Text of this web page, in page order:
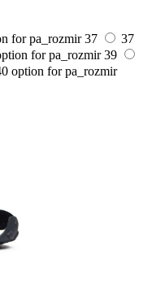
for pa_rozmir 37
37
for pa_rozmir 39
option for pa_rozmir